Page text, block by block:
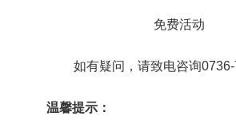
免费活动
如有疑问，请致电咨询
温馨提示：